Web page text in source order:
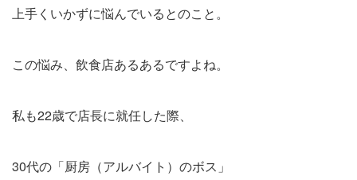
上手くいかずに悩んでいるとのこと。
この悩み、飲食店あるあるですよね。
私も22歳で店長に就任した際、
30代の「厨房（アルバイト）のボス」